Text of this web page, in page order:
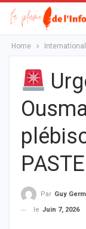
Home International
Par Guy Germain
le Juin 7, 2026